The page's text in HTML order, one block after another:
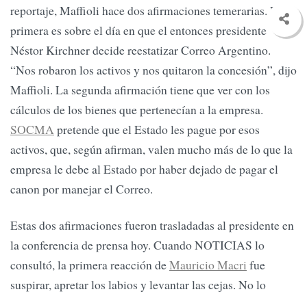
reportaje, Maffioli hace dos afirmaciones temerarias. La
primera es sobre el día en que el entonces presidente
Néstor Kirchner decide reestatizar Correo Argentino.
“Nos robaron los activos y nos quitaron la concesión”, dijo
Maffioli. La segunda afirmación tiene que ver con los
cálculos de los bienes que pertenecían a la empresa.
SOCMA pretende que el Estado les pague por esos
activos, que, según afirman, valen mucho más de lo que la
empresa le debe al Estado por haber dejado de pagar el
canon por manejar el Correo.
Estas dos afirmaciones fueron trasladadas al presidente en
la conferencia de prensa hoy. Cuando NOTICIAS lo
consultó, la primera reacción deMauricio Macri fue
suspirar, apretar los labios y levantar las cejas. No lo